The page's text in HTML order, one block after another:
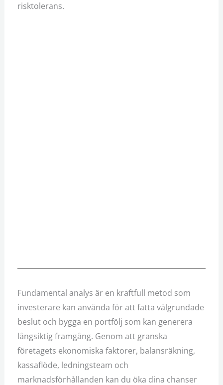
risktolerans.
Fundamental analys är en kraftfull metod som
investerare kan använda för att fatta välgrundade
beslut och bygga en portfölj som kan generera
långsiktig framgång. Genom att granska
företagets ekonomiska faktorer, balansräkning,
kassaflöde, ledningsteam och
marknadsförhållanden kan du öka dina chanser